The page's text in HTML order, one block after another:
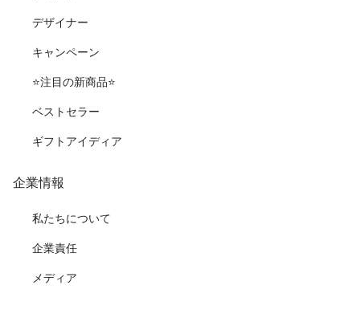
デザイナー
キャンペーン
⭐️注目の新商品⭐️
ベストセラー
ギフトアイディア
企業情報
私たちについて
企業責任
メディア